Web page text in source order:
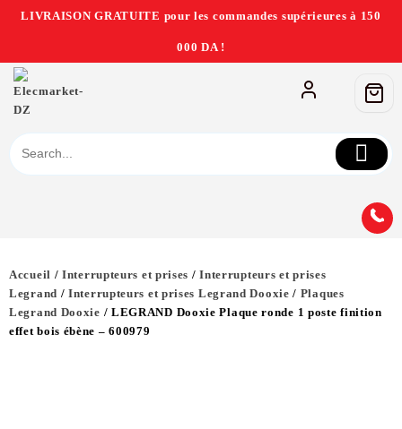
LIVRAISON GRATUITE pour les commandes supérieures à 150
000 DA !
Accueil /Interrupteurs et prises /Interrupteurs et prises
Legrand /Interrupteurs et prises Legrand Dooxie / Plaques
Legrand Dooxie / LEGRAND Dooxie Plaque ronde 1 poste finition
effet bois ébène – 600979